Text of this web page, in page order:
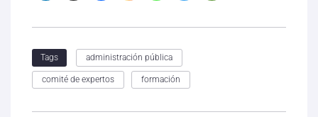
Tags administración pública
comité de expertos formación